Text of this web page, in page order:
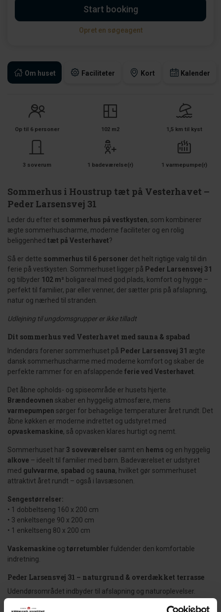
Om huset Faciliteter Kort Kalender
Op til 6 personer 102 m2 1,5 km til kyst
3 soverum 1 badeværelse(r) 1 varmepumpe(r)
Sommerhus i Houstrup tæt på Vesterhavet –
Peder Larsensvej 31
Leder du efter et sommerhus på vestkysten, som kombinerer
ægte sommerhuscharme, moderne faciliteter og en rolig
beliggenhed tæt på Vesterhavet?
Så er dette sommerhus til 6 personer det helt rigtige valg til din
ferie på vestkysten. Sommerhuset ligger på Peder Larsensvej 31
og tilbyder 102 m² boligareal med god plads, komfort og hygge –
perfekt til familier, par eller venner, der sætter pris på afslapning,
natur og nærhed til stranden.
Udlejning til ungdomsgrupper er ikke tilladt
Dit sommerhus ved Vesterhavet med sauna & spabad
Indendørs forener sommerhuset på Peder Larsensvej 31 ægte
dansk sommerhuscharme med moderne komfort og skaber de
perfekte rammer for en afslappende ferie ved Vesterhavet
Det åbne opholds- og spiseområde er husets hjerte.
Brændeovnen skaber en hyggelig atmosfære, mens
varmepumpen sørger for behagelige temperaturer året rundt. Det
åbne køkken er moderne indrettet og udstyret med
opvaskemaskine, så opvasken klares hurtigt og nemt.
Sommerhuset har 3 soveværelser samt en hems og en hyggelig
alkove – ideelt til familier med børn. Badeværelset er udstyret
med gulvvarme, spabad og sauna, hvilket gør sommerhuset
attraktivt året rundt – også i lavsæsonen.
Sengestørrelser:
• 1 dobbeltseng 160 x 200 cm
• 3 enkeltsenge 90 x 200 cm
• 1 enkeltseng 80 x 200 cm
Vaskemaskine og tørretumbler fuldender den komfortable
indretning.
Peder Larsensvej 31 – naturgrund & overdækket terrasse
Udendørsområdet indbyder til afslapning og naturoplevelser.
Start booking
Opret en søgeagent